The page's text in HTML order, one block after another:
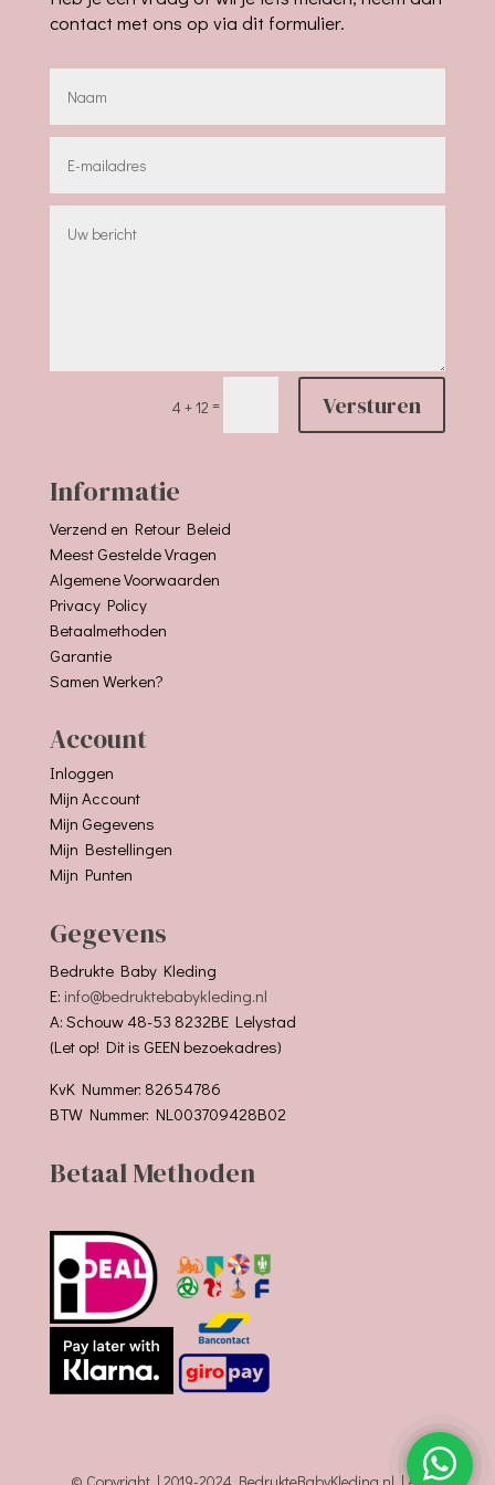
contact met ons op via dit formulier.
4 + 12 = Versturen
Informatie
Verzend en Retour Beleid
Meest Gestelde Vragen
Algemene Voorwaarden
Privacy Policy
Betaalmethoden
Garantie
Samen Werken?
Account
Inloggen
Mijn Account
Mijn Gegevens
Mijn Bestellingen
Mijn Punten
Gegevens
Bedrukte Baby Kleding
E: info@bedruktebabykleding.nl
A: Schouw 48-53 8232BE Lelystad
(Let op! Dit is GEEN bezoekadres)
KvK Nummer: 82654786
BTW Nummer: NL003709428B02
Betaal Methoden